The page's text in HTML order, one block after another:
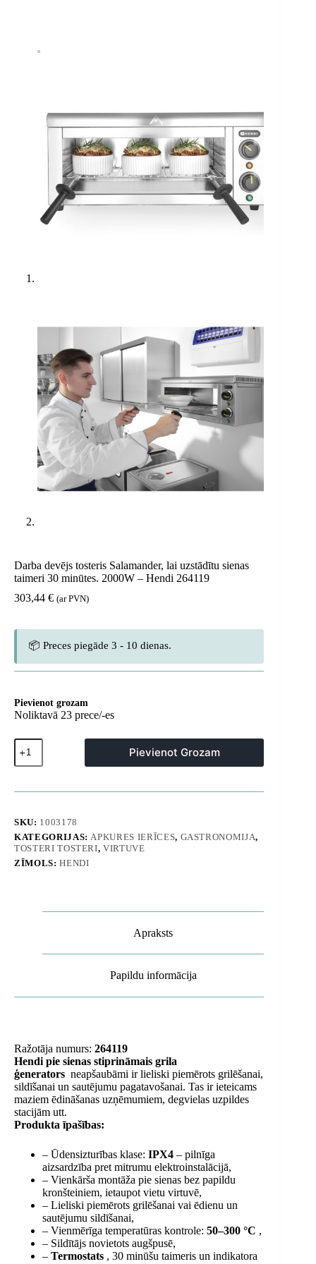
Darba devējs tosteris Salamander, lai uzstādītu sienas
taimeri 30 minūtes. 2000W – Hendi 264119
303,44 € (ar PVN)
📦 Preces piegāde 3 - 10 dienas.
Pievienot grozam
Noliktavā 23 prece/-es
Darba
devējs
tosteris
lai
taimeri
30
minūtes.
2000W
daudzums
Pievienot Grozam
SKU: 1003178
KATEGORIJAS: APKURES IERĪCES, GASTRONOMIJA,
TOSTERI TOSTERI,VIRTUVE
ZĪMOLS:HENDI
Apraksts
Papildu informācija
Ražotāja numurs: 264119
Hendi pie sienas stiprināmais grila
ģenerators neapšaubāmi ir lieliski piemērots grilēšanai,
sildīšanai un sautējumu pagatavošanai. Tas ir ieteicams
maziem ēdināšanas uzņēmumiem, degvielas uzpildes
stacijām utt.
Produkta īpašības:
– Ūdensizturības klase: IPX4 – pilnīga
aizsardzība pret mitrumu elektroinstalācijā,
– Vienkārša montāža pie sienas bez papildu
kronšteiniem, ietaupot vietu virtuvē,
– Lieliski piemērots grilēšanai vai ēdienu un
sautējumu sildīšanai,
– Vienmērīga temperatūras kontrole: 50–300 °C ,
– Sildītājs novietots augšpusē,
– Termostats , 30 minūšu taimeris un indikatora